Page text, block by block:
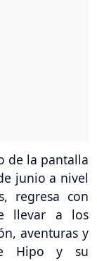
de la pantalla
junio a nivel
regresa con
llevar a los
aventuras y
Hipo y su